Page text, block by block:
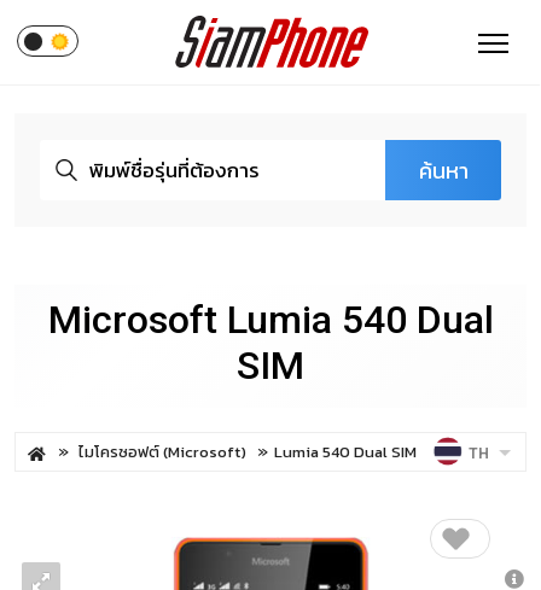
ค้นหา
Microsoft Lumia 540 Dual
SIM
ไมโครซอฟต์ (Microsoft) Lumia 540 Dual SIM TH